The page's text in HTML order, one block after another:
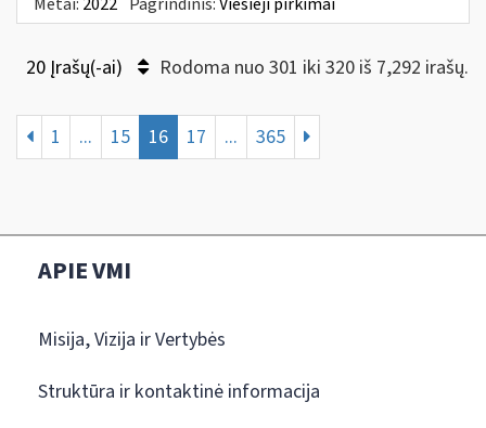
20 Įrašų(-ai) Rodoma nuo 301 iki 320 iš 7,292 irašų.
1 ... 15 16 17 ... 365
APIE VMI
Misija, Vizija ir Vertybės
Struktūra ir kontaktinė informacija